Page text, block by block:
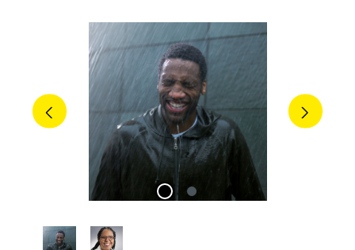
Bildergalerie überspringen